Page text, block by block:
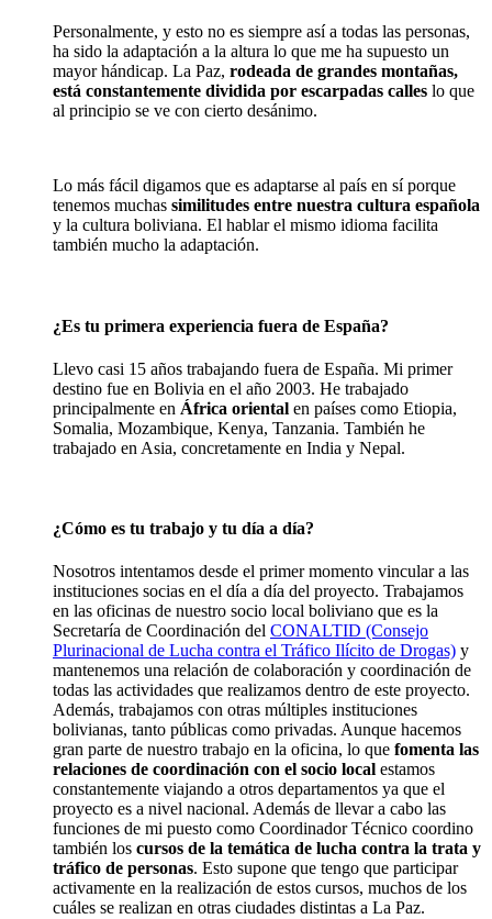
Personalmente, y esto no es siempre así a todas las personas,
ha sido la adaptación a la altura lo que me ha supuesto un
mayor hándicap. La Paz, rodeada de grandes montañas,
está constantemente dividida por escarpadas calles lo que
al principio se ve con cierto desánimo.
Lo más fácil digamos que es adaptarse al país en sí porque
tenemos muchas similitudes entre nuestra cultura española
y la cultura boliviana. El hablar el mismo idioma facilita
también mucho la adaptación.
¿Es tu primera experiencia fuera de España?
Llevo casi 15 años trabajando fuera de España. Mi primer
destino fue en Bolivia en el año 2003. He trabajado
principalmente en África oriental en países como Etiopia,
Somalia, Mozambique, Kenya, Tanzania. También he
trabajado en Asia, concretamente en India y Nepal.
¿Cómo es tu trabajo y tu día a día?
Nosotros intentamos desde el primer momento vincular a las
instituciones socias en el día a día del proyecto. Trabajamos
en las oficinas de nuestro socio local boliviano que es la
Secretaría de Coordinación del CONALTID (Consejo
Plurinacional de Lucha contra el Tráfico Ilícito de Drogas) y
mantenemos una relación de colaboración y coordinación de
todas las actividades que realizamos dentro de este proyecto.
Además, trabajamos con otras múltiples instituciones
bolivianas, tanto públicas como privadas. Aunque hacemos
gran parte de nuestro trabajo en la oficina, lo que fomenta las
relaciones de coordinación con el socio local estamos
constantemente viajando a otros departamentos ya que el
proyecto es a nivel nacional. Además de llevar a cabo las
funciones de mi puesto como Coordinador Técnico coordino
también los cursos de la temática de lucha contra la trata y
tráfico de personas. Esto supone que tengo que participar
activamente en la realización de estos cursos, muchos de los
cuáles se realizan en otras ciudades distintas a La Paz.